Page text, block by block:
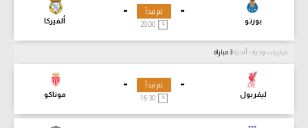
-
بورتو
-
ألفيركا
لم تبدأ
مباريات ودية - أندية
-
ليفربول
-
موناكو
لم تبدأ